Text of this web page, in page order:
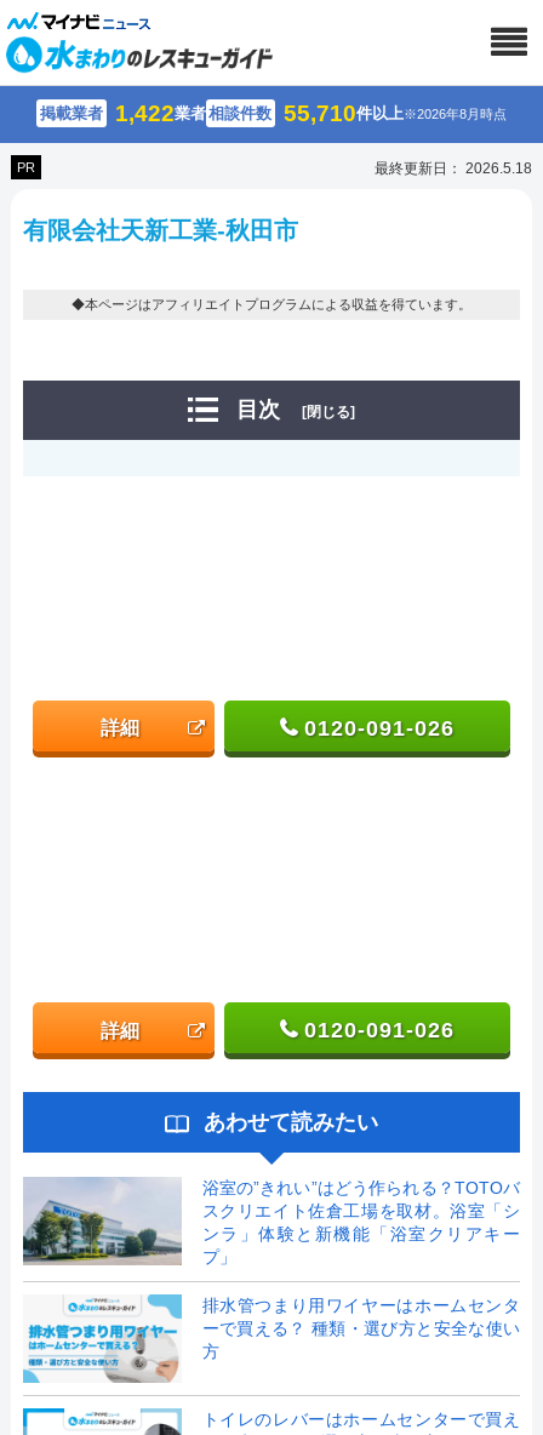
掲載業者 1,422業者相談件数 55,710件以上※2026年8月時点
PR 最終更新日： 2026.5.18
有限会社天新工業-秋田市
◆本ページはアフィリエイトプログラムによる収益を得ています。
目次 [閉じる]
詳細 0120-091-026
詳細 0120-091-026
あわせて読みたい
浴室の”きれい”はどう作られる？TOTOバ
スクリエイト佐倉工場を取材。浴室「シ
ンラ」体験と新機能「浴室クリアキー
プ」
排水管つまり用ワイヤーはホームセンタ
ーで買える？ 種類・選び方と安全な使い
方
トイレのレバーはホームセンターで買え